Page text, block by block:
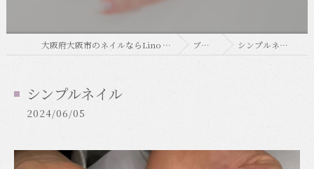
大阪府大阪市のネイルならLino nail ブログ シンプルネイル
シンプルネイル
2024/06/05